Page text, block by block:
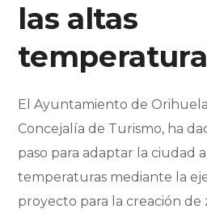
las altas
El Ayuntamiento de
Concejalía de Turismo, ha
paso para adaptar la ciudad
temperaturas mediante la
proyecto para la creación de